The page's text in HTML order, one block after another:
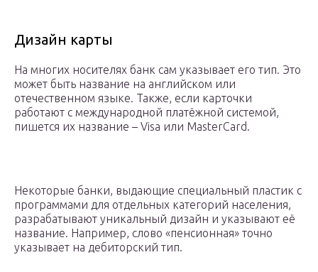
Дизайн карты
На многих носителях банк сам указывает его тип. Это
может быть название на английском или
отечественном языке. Также, если карточки
работают с международной платёжной системой,
пишется их название – Visa или MasterCard.
Некоторые банки, выдающие специальный пластик с
программами для отдельных категорий населения,
разрабатывают уникальный дизайн и указывают её
название. Например, слово «пенсионная» точно
указывает на дебиторский тип.